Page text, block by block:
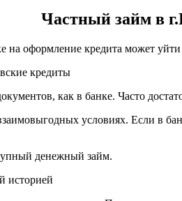
Частный займ в
на оформление кредита может
кредиты
как в банке. Часто
условиях. Если в
денежный займ.
историей